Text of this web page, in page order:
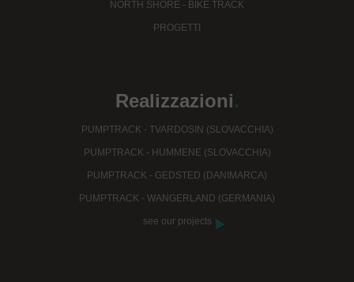
NORTH SHORE - BIKE TRACK
PROGETTI
Realizzazioni.
PUMPTRACK - TVARDOSIN (SLOVACCHIA)
PUMPTRACK - HUMMENE (SLOVACCHIA)
PUMPTRACK - GEDSTED (DANIMARCA)
PUMPTRACK - WANGERLAND (GERMANIA)
see our projects